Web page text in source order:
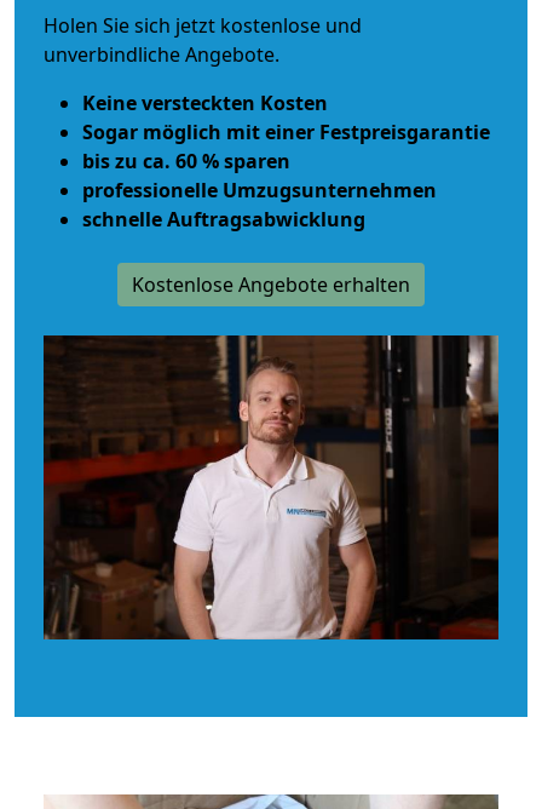
Holen Sie sich jetzt kostenlose und
unverbindliche Angebote.
Keine versteckten Kosten
Sogar möglich mit einer Festpreisgarantie
bis zu ca. 60 % sparen
professionelle Umzugsunternehmen
schnelle Auftragsabwicklung
Kostenlose Angebote erhalten